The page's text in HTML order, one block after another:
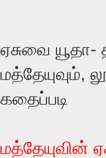
ஏசுவை
மத்தேயுவும்,
கதைப்படி
மத்தேயுவின்